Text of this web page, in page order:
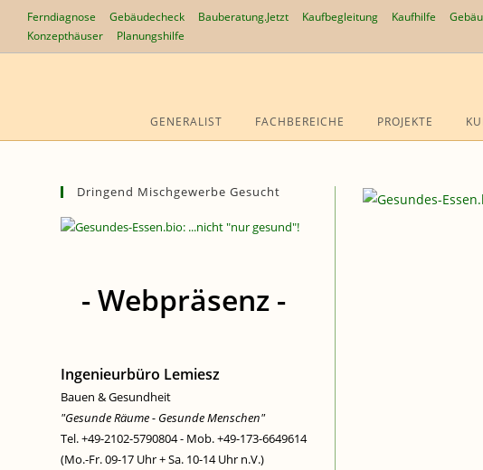
Inhalt
springen
Ferndiagnose Gebäudecheck Bauberatung.Jetzt Kaufbegleitung Kaufhilfe
Konzepthäuser
Planungshilfe
GENERALIST FACHBEREICHE PROJEKTE
Dringend Mischgewerbe Gesucht
- Webpräsenz -
Ingenieurbüro Lemiesz
Bauen & Gesundheit
"Gesunde Räume - Gesunde Menschen"
Tel. +49-2102-5790804 - Mob. +49-173-6649614
(Mo.-Fr. 09-17 Uhr + Sa. 10-14 Uhr n.V.)